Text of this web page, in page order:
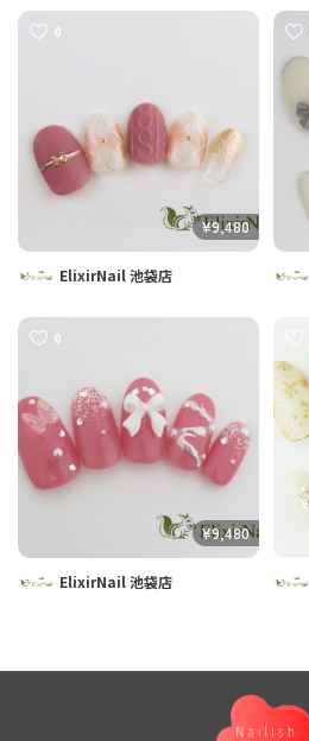
¥9,480
0
ElixirNail 池袋店
¥9,480
0
ElixirNail 池袋店